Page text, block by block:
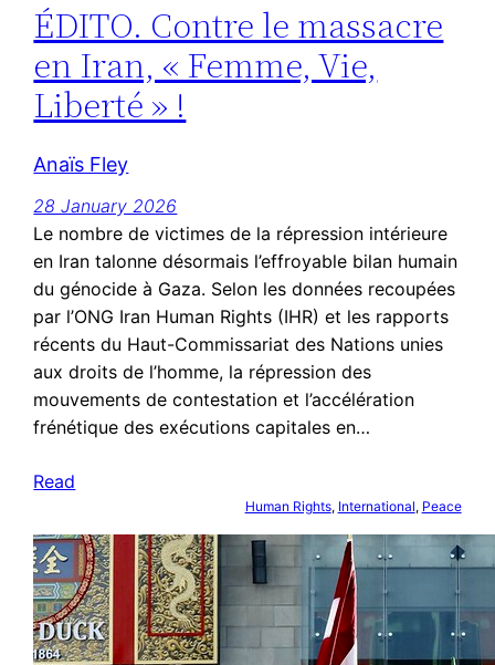
ÉDITO. Contre le massacre
en Iran, « Femme, Vie,
Liberté » !
Anaïs Fley
28 January 2026
Le nombre de victimes de la répression intérieure
en Iran talonne désormais l’effroyable bilan humain
du génocide à Gaza. Selon les données recoupées
par l’ONG Iran Human Rights (IHR) et les rapports
récents du Haut-Commissariat des Nations unies
aux droits de l’homme, la répression des
mouvements de contestation et l’accélération
frénétique des exécutions capitales en…
Read
Human Rights, International, Peace